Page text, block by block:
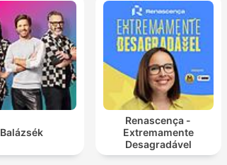
Balázsék
Renascença -
Extremamente
Desagradável